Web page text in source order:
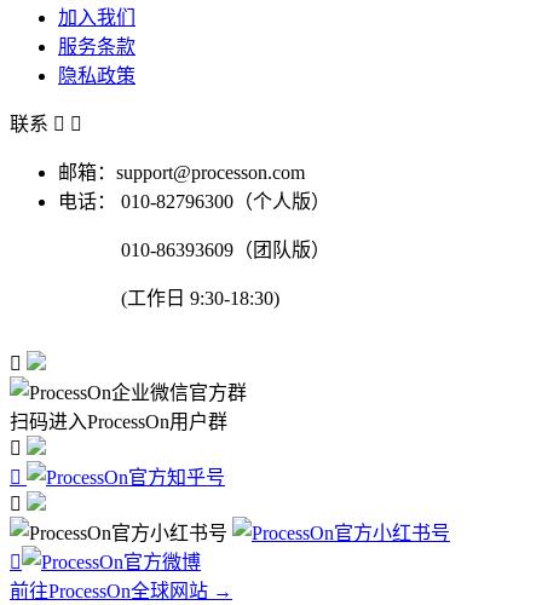
加入我们
服务条款
隐私政策
联系  
邮箱：support@processon.com
电话：
010-82796300（个人版）
010-86393609（团队版）
(工作日 9:30-18:30)

扫码进入ProcessOn用户群




前往ProcessOn全球网站 →